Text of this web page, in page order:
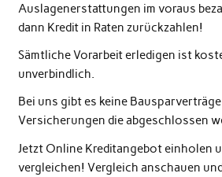
Auslagenerstattungen im voraus
dann Kredit in Raten zurückzahlen!
Sämtliche Vorarbeit erledigen ist
unverbindlich.
Bei uns gibt es keine
Versicherungen die abgeschlossen
Jetzt Online Kreditangebot einholen
vergleichen! Vergleich anschauen